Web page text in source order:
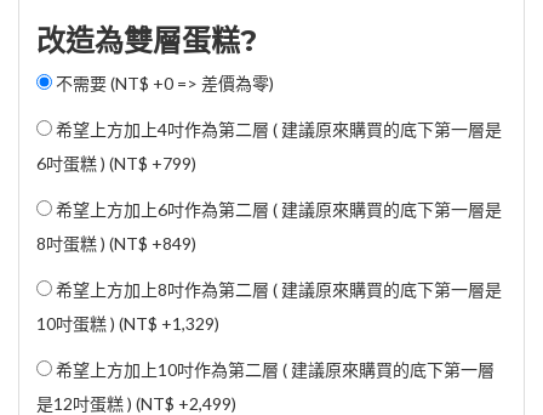
改造為雙層蛋糕?
不需要 (NT$ +0 => 差價為零)
希望上方加上4吋作為第二層 ( 建議原來購買的底下第一層是
6吋蛋糕 ) (NT$ +799)
希望上方加上6吋作為第二層 ( 建議原來購買的底下第一層是
8吋蛋糕 ) (NT$ +849)
希望上方加上8吋作為第二層 ( 建議原來購買的底下第一層是
10吋蛋糕 ) (NT$ +1,329)
希望上方加上10吋作為第二層 ( 建議原來購買的底下第一層
是12吋蛋糕 ) (NT$ +2,499)